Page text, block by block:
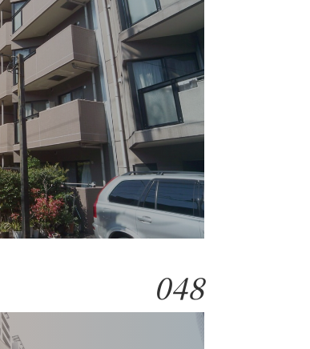
048